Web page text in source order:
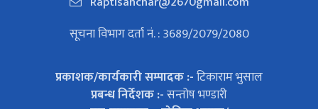
सूचना विभाग दर्ता नं. : 3689/2079/2080
प्रकाशक/कार्यकारी सम्पादक :-टिकाराम भुसाल
प्रबन्ध निर्देशक :-सन्तोष भण्डारी